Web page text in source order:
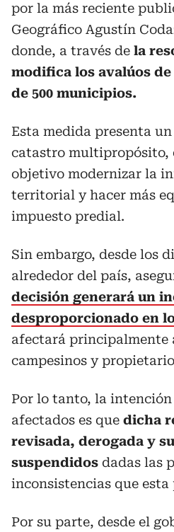
por la más reciente
Geográfico Agustín
donde, a través de la
modifica los avalúos
de 500 municipios.
Esta medida presenta
catastro multipropósito,
objetivo modernizar la
territorial y hacer más
impuesto predial.
Sin embargo, desde los
alrededor del país,
decisión generará un
desproporcionado en
afectará principalmente
campesinos y
Por lo tanto, la intención
afectados es que dicha
revisada, derogada y
suspendidos dadas las
inconsistencias que esta
Por su parte, desde el